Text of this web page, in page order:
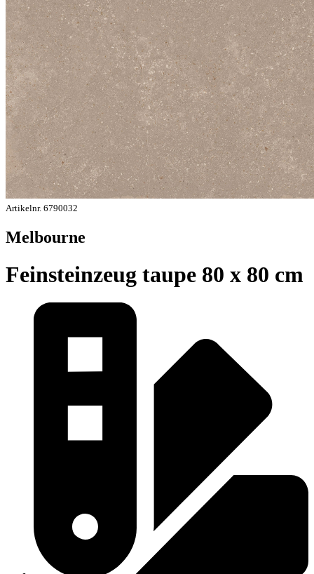
Artikelnr. 6790032
Melbourne
Feinsteinzeug taupe 80 x 80 cm